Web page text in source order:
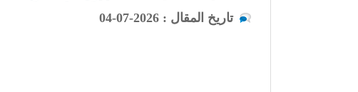
تاريخ المقال : 2026-07-04